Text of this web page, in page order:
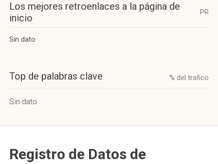
Los mejores retroenlaces a la página de
inicio
PR
Sin dato
Top de palabras clave % del trafico
Sin dato
Registro de Datos de